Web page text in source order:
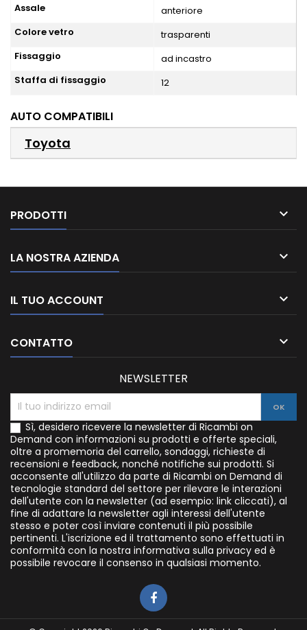
Assale
anteriore
Colore vetro
trasparenti
Fissaggio
ad incastro
Staffa di fissaggio
12
AUTO COMPATIBILI
Toyota
PRODOTTI 
LA NOSTRA AZIENDA 
IL TUO ACCOUNT 
CONTATTO 
NEWSLETTER
Sì, desidero ricevere la newsletter di Ricambi on
Demand con informazioni su prodotti e offerte speciali,
oltre a promemoria del carrello, sondaggi, richieste di
recensioni e feedback, nonché notifiche sui prodotti. Si
acconsente all'utilizzo da parte di Ricambi on Demand di
tecnologie standard del settore per rilevare le interazioni
dell'utente con la newsletter (ad esempio: link cliccati), al
fine di adattare la newsletter agli interessi dell'utente
stesso e poter così inviare contenuti il più possibile
pertinenti. L'iscrizione ed il trattamento sono effettuati in
conformità con la nostra informativa sulla privacy ed è
possibile revocare il consenso in qualsiasi momento.